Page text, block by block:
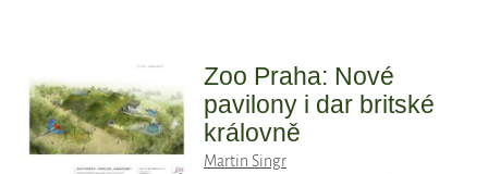
Zoo Praha: Nové
pavilony i dar britské
královně
Martin Singr